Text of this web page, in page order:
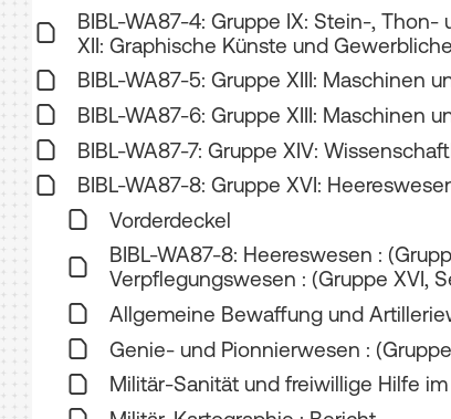
BIBL-WA87-4: Gruppe IX: Stein-, Thon-
XII: Graphische Künste und
BIBL-WA87-5: Gruppe XIII: Maschinen
BIBL-WA87-6: Gruppe XIII: Maschinen
BIBL-WA87-7: Gruppe XIV:
BIBL-WA87-8: Gruppe XVI:
Vorderdeckel
BIBL-WA87-8: Heereswesen :
Verpflegungswesen : (Gruppe XVI,
Allgemeine Bewaffung und
Genie- und Pionnierwesen :
Militär-Sanität und freiwillige Hilfe